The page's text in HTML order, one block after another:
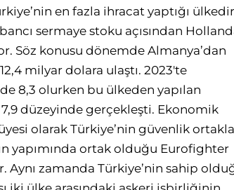
en fazla ihracat yaptığı
sermaye stoku açısından
Söz konusu dönemde Almanya’dan
milyar dolara ulaştı. 2023'te
8,3 olurken bu ülkeden yapılan
düzeyinde gerçekleşti. Ekonomik
olarak Türkiye’nin güvenlik
yapımında ortak olduğu Eurofighter
Aynı zamanda Türkiye’nin sahip